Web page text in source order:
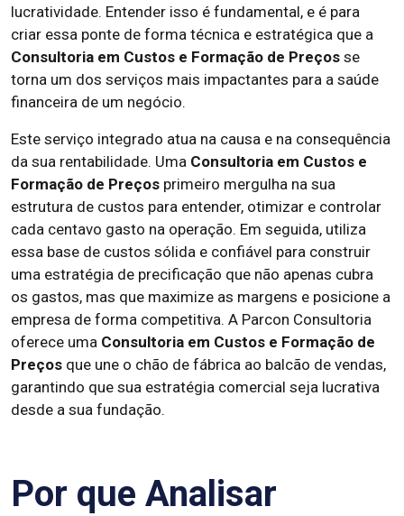
lucratividade. Entender isso é fundamental, e é para
criar essa ponte de forma técnica e estratégica que a
Consultoria em Custos e Formação de Preços se
torna um dos serviços mais impactantes para a saúde
financeira de um negócio.
Este serviço integrado atua na causa e na consequência
da sua rentabilidade. Uma Consultoria em Custos e
Formação de Preços primeiro mergulha na sua
estrutura de custos para entender, otimizar e controlar
cada centavo gasto na operação. Em seguida, utiliza
essa base de custos sólida e confiável para construir
uma estratégia de precificação que não apenas cubra
os gastos, mas que maximize as margens e posicione a
empresa de forma competitiva. A Parcon Consultoria
oferece uma Consultoria em Custos e Formação de
Preços que une o chão de fábrica ao balcão de vendas,
garantindo que sua estratégia comercial seja lucrativa
desde a sua fundação.
Por que Analisar